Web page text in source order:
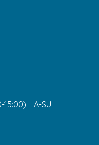
15:00) LA-SU